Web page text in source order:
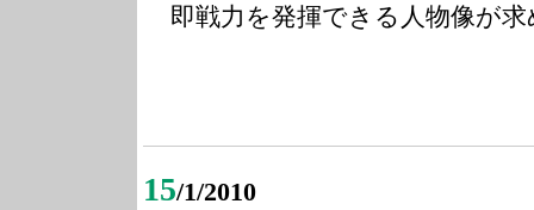
即戦力を発揮できる人物像が
15/1/2010